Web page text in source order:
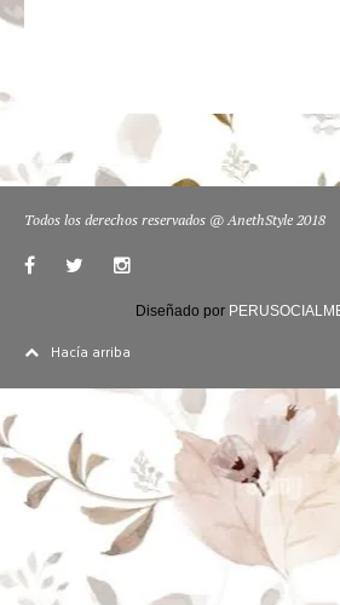
Todos los derechos reservados @ AnethStyle 2018
Diseñado por
Hacía arriba